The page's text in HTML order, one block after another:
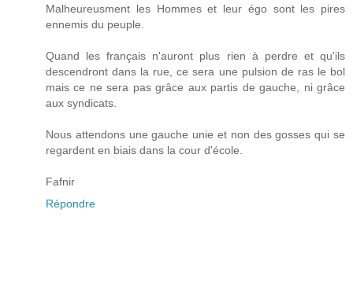
Malheureusment les Hommes et leur égo sont les pires
ennemis du peuple.
Quand les français n'auront plus rien à perdre et qu'ils
descendront dans la rue, ce sera une pulsion de ras le bol
mais ce ne sera pas grâce aux partis de gauche, ni grâce
aux syndicats.
Nous attendons une gauche unie et non des gosses qui se
regardent en biais dans la cour d'école.
Fafnir
Répondre